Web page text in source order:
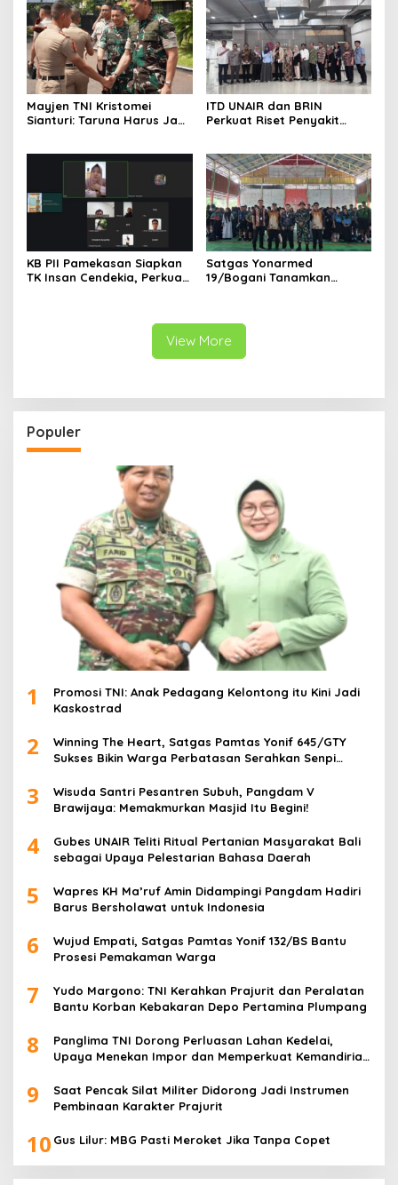
Mayjen TNI Kristomei
Sianturi: Taruna Harus Jadi
ITD UNAIR dan BRIN
Perkuat Riset Penyakit
KB PII Pamekasan Siapkan
TK Insan Cendekia, Perkuat
Satgas Yonarmed
19/Bogani Tanamkan
View More
Populer
1
Promosi TNI: Anak Pedagang Kelontong itu Kini Jadi
Kaskostrad
2
Winning The Heart, Satgas Pamtas Yonif 645/GTY
Sukses Bikin Warga Perbatasan Serahkan Senpi
3
Wisuda Santri Pesantren Subuh, Pangdam V
Brawijaya: Memakmurkan Masjid Itu Begini!
4
Gubes UNAIR Teliti Ritual Pertanian Masyarakat Bali
sebagai Upaya Pelestarian Bahasa Daerah
5
Wapres KH Ma’ruf Amin Didampingi Pangdam Hadiri
Barus Bersholawat untuk Indonesia
6
Wujud Empati, Satgas Pamtas Yonif 132/BS Bantu
Prosesi Pemakaman Warga
7
Yudo Margono: TNI Kerahkan Prajurit dan Peralatan
Bantu Korban Kebakaran Depo Pertamina Plumpang
8
Panglima TNI Dorong Perluasan Lahan Kedelai,
Upaya Menekan Impor dan Memperkuat Kemandirian
9
Saat Pencak Silat Militer Didorong Jadi Instrumen
Pembinaan Karakter Prajurit
10 Gus Lilur: MBG Pasti Meroket Jika Tanpa Copet